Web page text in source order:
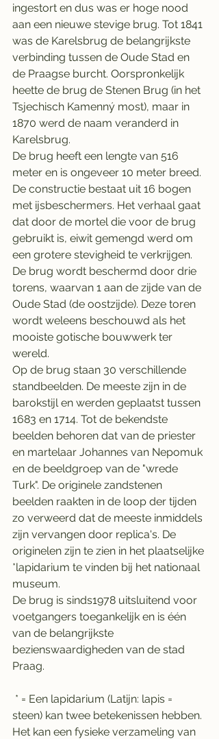
ingestort en dus was er hoge nood
aan een nieuwe stevige brug. Tot 1841
was de Karelsbrug de belangrijkste
verbinding tussen de Oude Stad en
de Praagse burcht. Oorspronkelijk
heette de brug de Stenen Brug (in het
Tsjechisch Kamenný most), maar in
1870 werd de naam veranderd in
Karelsbrug.
De brug heeft een lengte van 516
meter en is ongeveer 10 meter breed.
De constructie bestaat uit 16 bogen
met ijsbeschermers. Het verhaal gaat
dat door de mortel die voor de brug
gebruikt is, eiwit gemengd werd om
een grotere stevigheid te verkrijgen.
De brug wordt beschermd door drie
torens, waarvan 1 aan de zijde van de
Oude Stad (de oostzijde). Deze toren
wordt weleens beschouwd als het
mooiste gotische bouwwerk ter
wereld.
Op de brug staan 30 verschillende
standbeelden. De meeste zijn in de
barokstijl en werden geplaatst tussen
1683 en 1714. Tot de bekendste
beelden behoren dat van de priester
en martelaar Johannes van Nepomuk
en de beeldgroep van de "wrede
Turk". De originele zandstenen
beelden raakten in de loop der tijden
zo verweerd dat de meeste inmiddels
zijn vervangen door replica's. De
originelen zijn te zien in het plaatselijke
*lapidarium te vinden bij het nationaal
museum.
De brug is sinds1978 uitsluitend voor
voetgangers toegankelijk en is één
van de belangrijkste
bezienswaardigheden van de stad
Praag.
steen) kan twee betekenissen hebben.
Het kan een fysieke verzameling van